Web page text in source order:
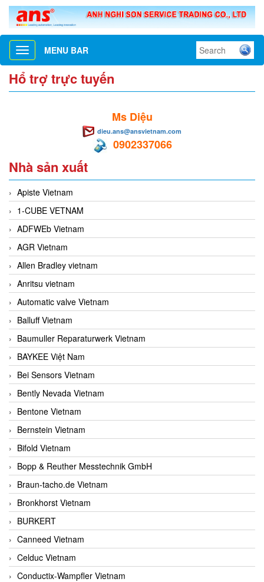
Toggle
navigation
MENU BAR
Hổ trợ trực tuyến
Ms Diệu
dieu.ans@ansvietnam.com
0902337066
Nhà sản xuất
Apiste Vietnam
1-CUBE VETNAM
ADFWEb Vietnam
AGR Vietnam
Allen Bradley vietnam
Anritsu vietnam
Automatic valve Vietnam
Balluff Vietnam
Baumuller Reparaturwerk Vietnam
BAYKEE Việt Nam
Bei Sensors Vietnam
Bently Nevada Vietnam
Bentone Vietnam
Bernstein Vietnam
Bifold Vietnam
Bopp & Reuther Messtechnik GmbH
Braun-tacho.de Vietnam
Bronkhorst Vietnam
BURKERT
Canneed Vietnam
Celduc Vietnam
Conductix-Wampfler Vietnam